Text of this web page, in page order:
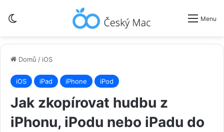
Menu
Domů / iOS
iOS iPad iPhone iPod
Jak zkopírovat hudbu z
iPhonu, iPodu nebo iPadu do